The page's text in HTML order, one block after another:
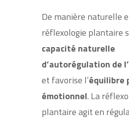
De manière naturelle
réflexologie plantaire
capacité naturelle
d’autorégulation de
et favorise l’équilibre
émotionnel. La
plantaire agit en